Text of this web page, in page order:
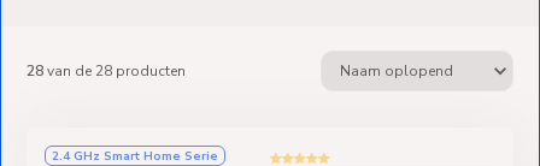
Installatiematerialen
28van de 28 producten
2.4 GHz Smart Home Serie